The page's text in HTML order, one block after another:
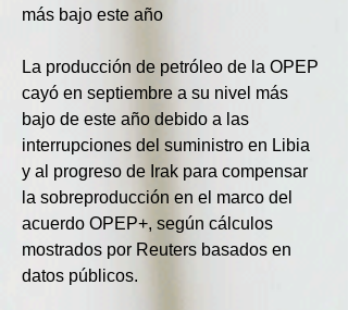
más bajo este año
La producción de petróleo de la OPEP
cayó en septiembre a su nivel más
bajo de este año debido a las
interrupciones del suministro en Libia
y al progreso de Irak para compensar
la sobreproducción en el marco del
acuerdo OPEP+, según cálculos
mostrados por Reuters basados en
datos públicos.